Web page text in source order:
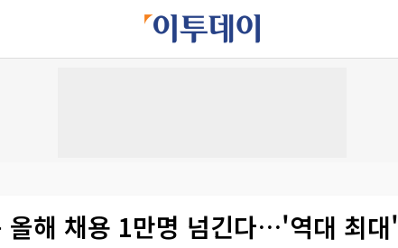
올해 채용 1만명 넘긴다…'역대 최대'